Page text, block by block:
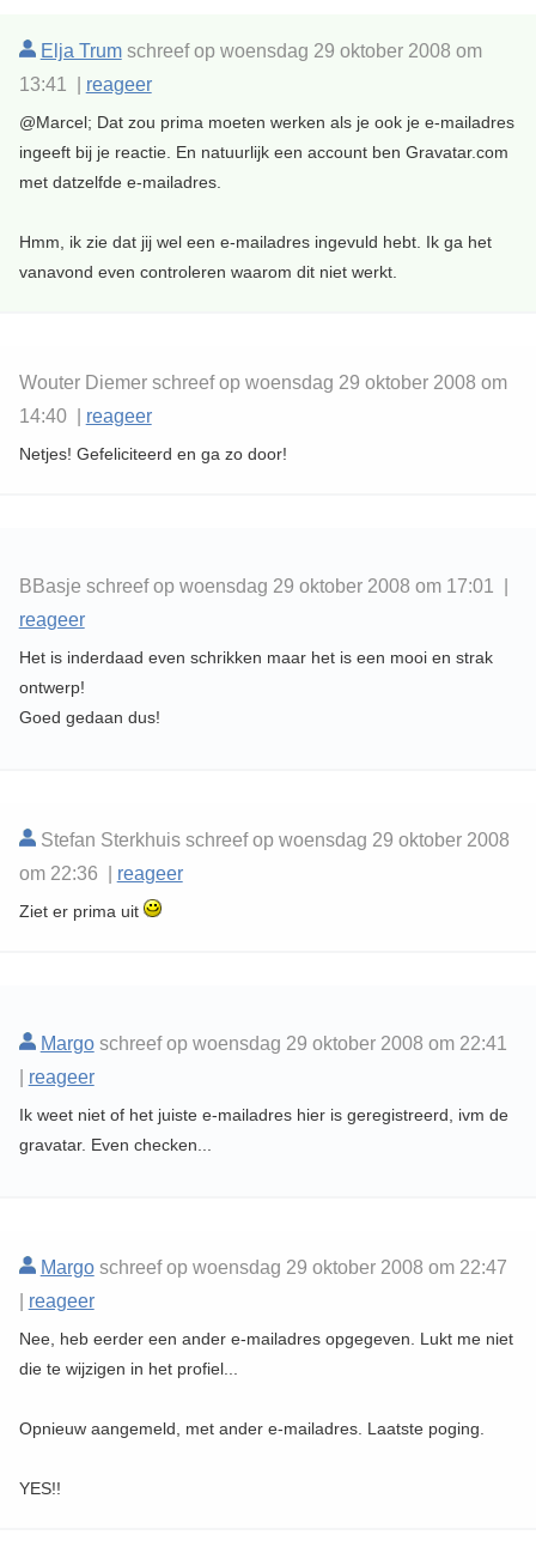
Elja Trumschreef op woensdag 29 oktober 2008 om
13:41 | reageer
@Marcel; Dat zou prima moeten werken als je ook je e-mailadres
ingeeft bij je reactie. En natuurlijk een account ben Gravatar.com
met datzelfde e-mailadres.
Hmm, ik zie dat jij wel een e-mailadres ingevuld hebt. Ik ga het
vanavond even controleren waarom dit niet werkt.
Wouter Diemer schreef op woensdag 29 oktober 2008 om
14:40 | reageer
Netjes! Gefeliciteerd en ga zo door!
BBasje schreef op woensdag 29 oktober 2008 om 17:01 |
reageer
Het is inderdaad even schrikken maar het is een mooi en strak
ontwerp!
Goed gedaan dus!
Stefan Sterkhuis schreef op woensdag 29 oktober 2008
om 22:36 | reageer
Ziet er prima uit
Margoschreef op woensdag 29 oktober 2008 om 22:41
reageer
Ik weet niet of het juiste e-mailadres hier is geregistreerd, ivm de
gravatar. Even checken...
Margoschreef op woensdag 29 oktober 2008 om 22:47
reageer
Nee, heb eerder een ander e-mailadres opgegeven. Lukt me niet
die te wijzigen in het profiel...
Opnieuw aangemeld, met ander e-mailadres. Laatste poging.
YES!!